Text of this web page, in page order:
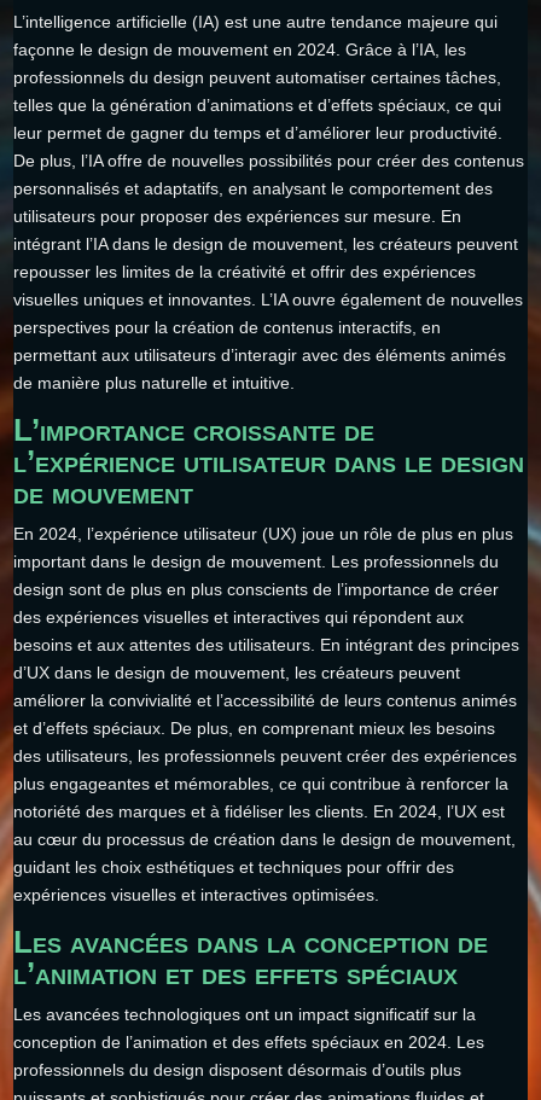
L’intelligence artificielle (IA) est une autre tendance majeure qui
façonne le design de mouvement en 2024. Grâce à l’IA, les
professionnels du design peuvent automatiser certaines tâches,
telles que la génération d’animations et d’effets spéciaux, ce qui
leur permet de gagner du temps et d’améliorer leur productivité.
De plus, l’IA offre de nouvelles possibilités pour créer des contenus
personnalisés et adaptatifs, en analysant le comportement des
utilisateurs pour proposer des expériences sur mesure. En
intégrant l’IA dans le design de mouvement, les créateurs peuvent
repousser les limites de la créativité et offrir des expériences
visuelles uniques et innovantes. L’IA ouvre également de nouvelles
perspectives pour la création de contenus interactifs, en
permettant aux utilisateurs d’interagir avec des éléments animés
de manière plus naturelle et intuitive.
L’importance croissante de
l’expérience utilisateur dans le design
de mouvement
En 2024, l’expérience utilisateur (UX) joue un rôle de plus en plus
important dans le design de mouvement. Les professionnels du
design sont de plus en plus conscients de l’importance de créer
des expériences visuelles et interactives qui répondent aux
besoins et aux attentes des utilisateurs. En intégrant des principes
d’UX dans le design de mouvement, les créateurs peuvent
améliorer la convivialité et l’accessibilité de leurs contenus animés
et d’effets spéciaux. De plus, en comprenant mieux les besoins
des utilisateurs, les professionnels peuvent créer des expériences
plus engageantes et mémorables, ce qui contribue à renforcer la
notoriété des marques et à fidéliser les clients. En 2024, l’UX est
au cœur du processus de création dans le design de mouvement,
guidant les choix esthétiques et techniques pour offrir des
expériences visuelles et interactives optimisées.
Les avancées dans la conception de
l’animation et des effets spéciaux
Les avancées technologiques ont un impact significatif sur la
conception de l’animation et des effets spéciaux en 2024. Les
professionnels du design disposent désormais d’outils plus